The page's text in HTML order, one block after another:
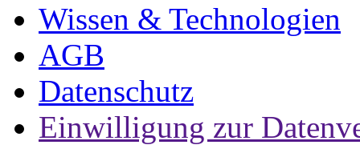
Wissen & Technologien
AGB
Datenschutz
Einwilligung zur